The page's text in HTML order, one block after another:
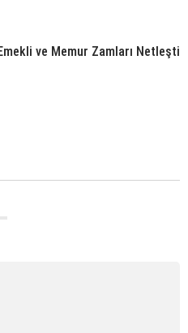
ve Memur Zamları Netleşti